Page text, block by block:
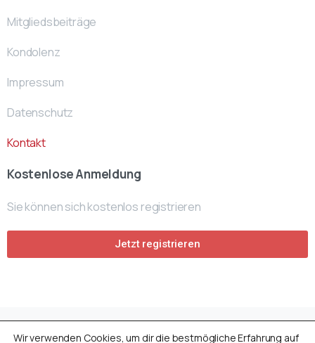
Mitgliedsbeiträge
Kondolenz
Impressum
Datenschutz
Kontakt
Kostenlose Anmeldung
Sie können sich kostenlos registrieren
Jetzt registrieren
Avusturya Cenaze FonubyACF- Team© All rights
Wir verwenden Cookies, um dir die bestmögliche Erfahrung auf